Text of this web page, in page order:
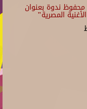
محفوظ ندوة بعنوان
المصرية"